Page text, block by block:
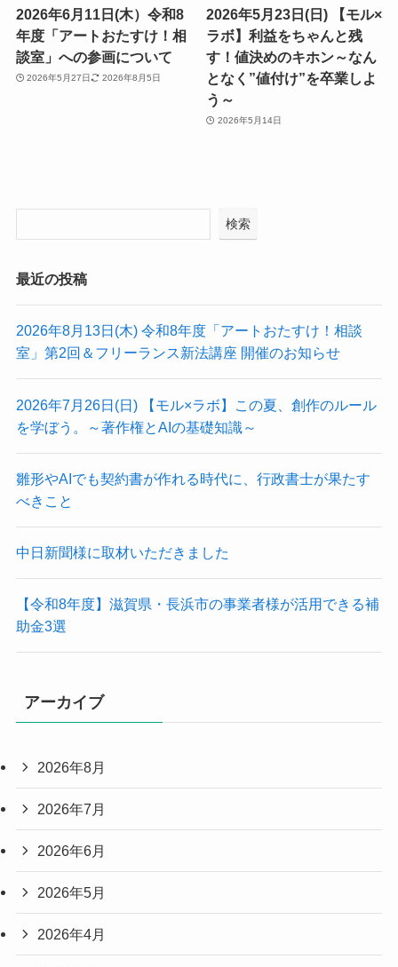
2026年6月11日(木）令和8
年度「アートおたすけ！相
談室」への参画について
2026年5月27日 2026年8月5日
2026年5月23日(日) 【モル×
ラボ】利益をちゃんと残
す！値決めのキホン～なん
となく”値付け”を卒業しよ
う～
2026年5月14日
検索
最近の投稿
2026年8月13日(木) 令和8年度「アートおたすけ！相談
室」第2回＆フリーランス新法講座 開催のお知らせ
2026年7月26日(日) 【モル×ラボ】この夏、創作のルール
を学ぼう。～著作権とAIの基礎知識～
雛形やAIでも契約書が作れる時代に、行政書士が果たす
べきこと
中日新聞様に取材いただきました
【令和8年度】滋賀県・長浜市の事業者様が活用できる補
助金3選
アーカイブ
2026年8月
2026年7月
2026年6月
2026年5月
2026年4月